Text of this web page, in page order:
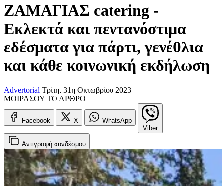
ΖΑΜΑΓΙΑΣ catering -
Εκλεκτά και πεντανόστιμα
εδέσματα για πάρτι, γενέθλια
και κάθε κοινωνική εκδήλωση
Advertorial Τρίτη, 31η Οκτωβρίου 2023
ΜΟΙΡΑΣΟΥ ΤΟ ΑΡΘΡΟ
Facebook X
WhatsApp
Viber
Αντιγραφή συνδέσμου